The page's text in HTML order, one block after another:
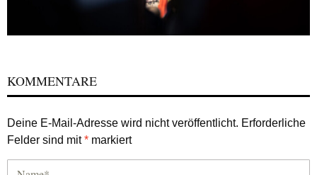
KOMMENTARE
Deine E-Mail-Adresse wird nicht veröffentlicht. Erforderliche
Felder sind mit* markiert